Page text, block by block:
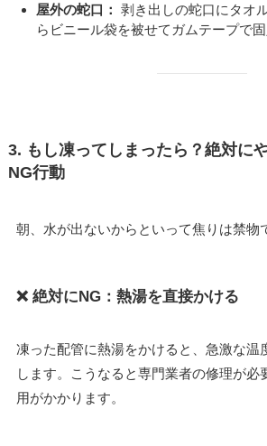
屋外の蛇口： 剥き出しの蛇口にタオ
らビニール袋を被せてガムテープで固
3. もし凍ってしまったら？絶対に
NG行動
朝、水が出ないからといって焦りは禁物
❌ 絶対にNG：熱湯を直接かける
凍った配管に熱湯をかけると、急激な温
します。こうなると専門業者の修理が必
用がかかります。